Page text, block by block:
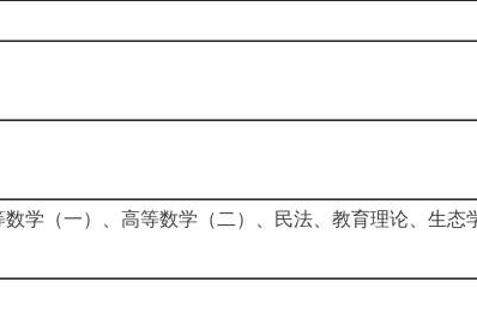
学（一）、高等数学（二）、民法、教育理论、生态